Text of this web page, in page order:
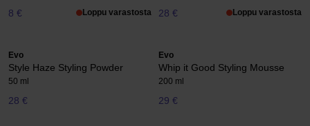
8 € Loppu varastosta 28 € Loppu varastosta
Evo
Style Haze Styling Powder
50 ml
28 €
Evo
Whip it Good Styling Mousse
200 ml
29 €